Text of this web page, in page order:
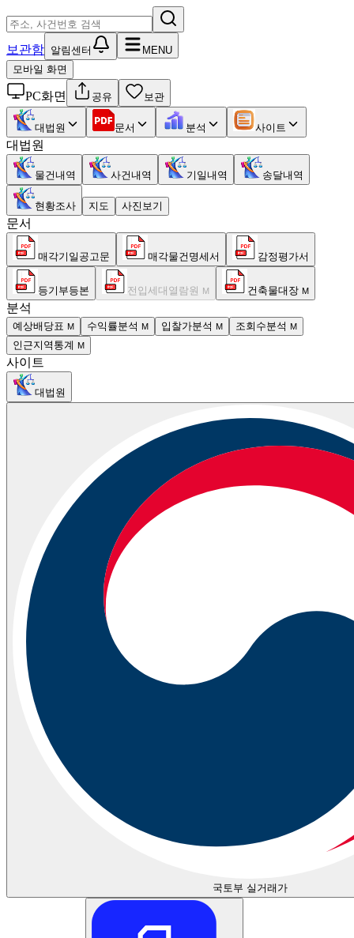
보관함 알림센터
MENU
모바일 화면
PC화면 공유 보관
대법원 문서 분석 사이트
대법원
물건내역 사건내역 기일내역 송달내역
현황조사 지도 사진보기
문서
매각기일공고문 매각물건명세서 감정평가서
등기부등본 전입세대열람원 M 건축물대장 M
분석
예상배당표 M 수익률분석 M 입찰가분석 M 조회수분석 M
인근지역통계 M
사이트
대법원
국토부 실거래가